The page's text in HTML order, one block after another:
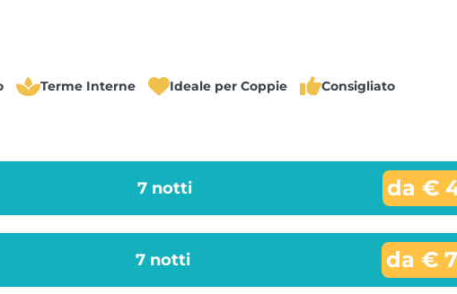
Terme Interne Ideale per Coppie
Consigliato
7 notti da €
7 notti da €